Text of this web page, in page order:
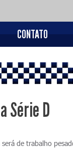
CONTATO
Série D
será de trabalho